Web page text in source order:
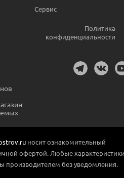
Сервис
Политика
конфиденциальности
носит ознакомительный
офертой. Любые
производителем без уведомления.